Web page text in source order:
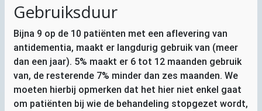
Gebruiksduur
Bijna 9 op de 10 patiënten met een aflevering van
antidementia, maakt er langdurig gebruik van (meer
dan een jaar). 5% maakt er 6 tot 12 maanden gebruik
van, de resterende 7% minder dan zes maanden. We
moeten hierbij opmerken dat het hier niet enkel gaat
om patiënten bij wie de behandeling stopgezet wordt,